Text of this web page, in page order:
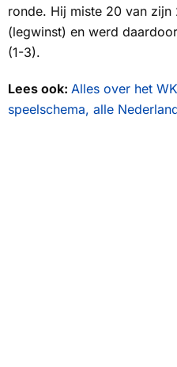
ronde. Hij miste 20 van
(legwinst) en werd
(1-3).
Lees ook: Alles over het
speelschema, alle